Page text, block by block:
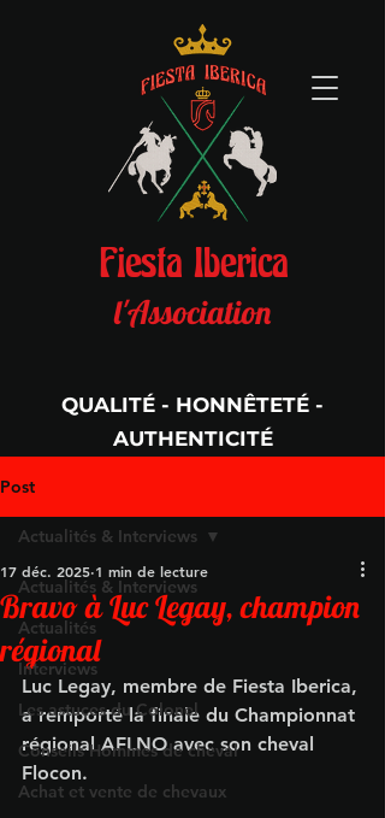
Fiesta Iberica
l'Association
QUALITÉ - HONNÊTETÉ -
AUTHENTICITÉ
Post
Actualités & Interviews
Actualités
Interviews
Les astuces du Colonel
Conseils Hommes de cheval
Achat et vente de chevaux
Actualités & Interviews
Bravo à Luc Legay, champion
régional
17 déc. 2025 1 min de lecture
Luc Legay, membre de Fiesta Iberica,
a remporté la finale du Championnat
régional AFLNO avec son cheval
Flocon.